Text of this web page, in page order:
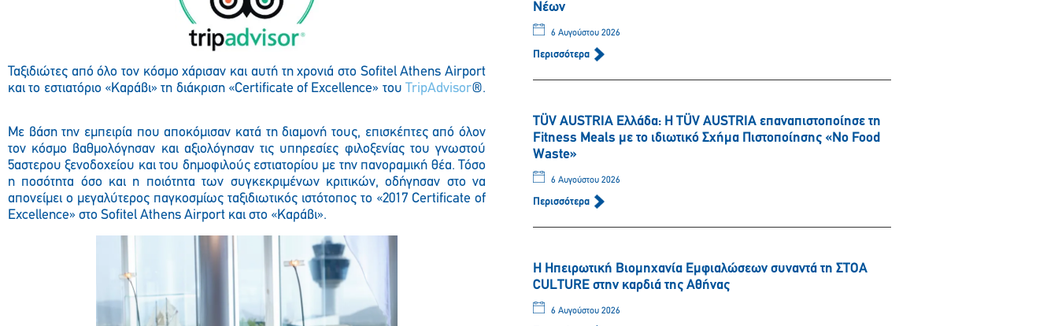
Ταξιδιώτες από όλο τον κόσμο χάρισαν και αυτή τη χρονιά στο Sofitel Athens Airport
και το εστιατόριο «Καράβι» τη διάκριση «Certificate of Excellence» του TripAdvisor®.
Με βάση την εμπειρία που αποκόμισαν κατά τη διαμονή τους, επισκέπτες από όλον
τον κόσμο βαθμολόγησαν και αξιολόγησαν τις υπηρεσίες φιλοξενίας του γνωστού
5αστερου ξενοδοχείου και του δημοφιλούς εστιατορίου με την πανοραμική θέα. Τόσο
η ποσότητα όσο και η ποιότητα των συγκεκριμένων κριτικών, οδήγησαν στο να
απονείμει ο μεγαλύτερος παγκοσμίως ταξιδιωτικός ιστότοπος το «2017 Certificate of
Excellence» στο Sofitel Athens Airport και στο «Καράβι».
Νέων
6 Αυγούστου 2026
Περισσότερα
TÜV AUSTRIA Ελλάδα: Η TÜV AUSTRIA επαναπιστοποίησε τη
Fitness Meals με το ιδιωτικό Σχήμα Πιστοποίησης «No Food
Waste»
6 Αυγούστου 2026
Περισσότερα
Η Ηπειρωτική Βιομηχανία Εμφιαλώσεων συναντά τη ΣΤΟΑ
CULTURE στην καρδιά της Αθήνας
6 Αυγούστου 2026
Παρακαλώ περιμένετε…